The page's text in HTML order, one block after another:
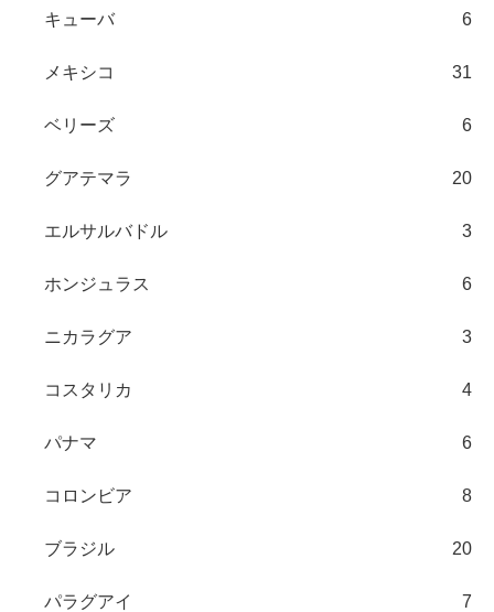
キューバ 6
メキシコ 31
ベリーズ 6
グアテマラ 20
エルサルバドル 3
ホンジュラス 6
ニカラグア 3
コスタリカ 4
パナマ 6
コロンビア 8
ブラジル 20
パラグアイ 7